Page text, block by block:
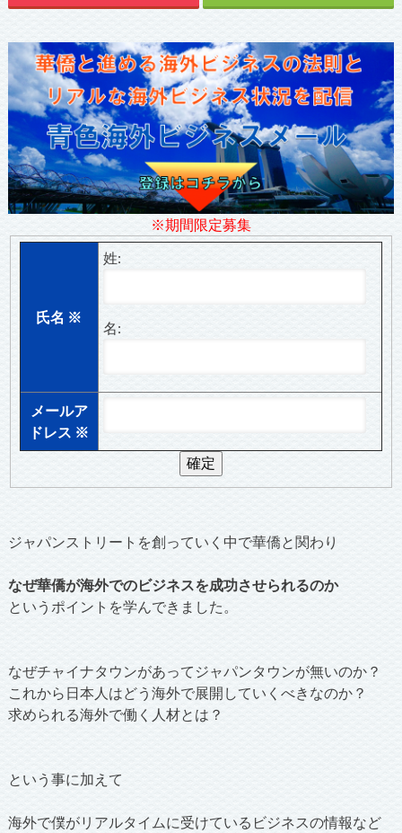
※期間限定募集
氏名 ※
姓:
名:
メールア
ドレス ※
ジャパンストリートを創っていく中で華僑と関わり
なぜ華僑が海外でのビジネスを成功させられるのか
というポイントを学んできました。
なぜチャイナタウンがあってジャパンタウンが無いのか？
これから日本人はどう海外で展開していくべきなのか？
求められる海外で働く人材とは？
という事に加えて
海外で僕がリアルタイムに受けているビジネスの情報など